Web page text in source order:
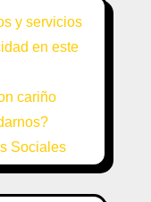
y servicios
en este
cariño
Sociales